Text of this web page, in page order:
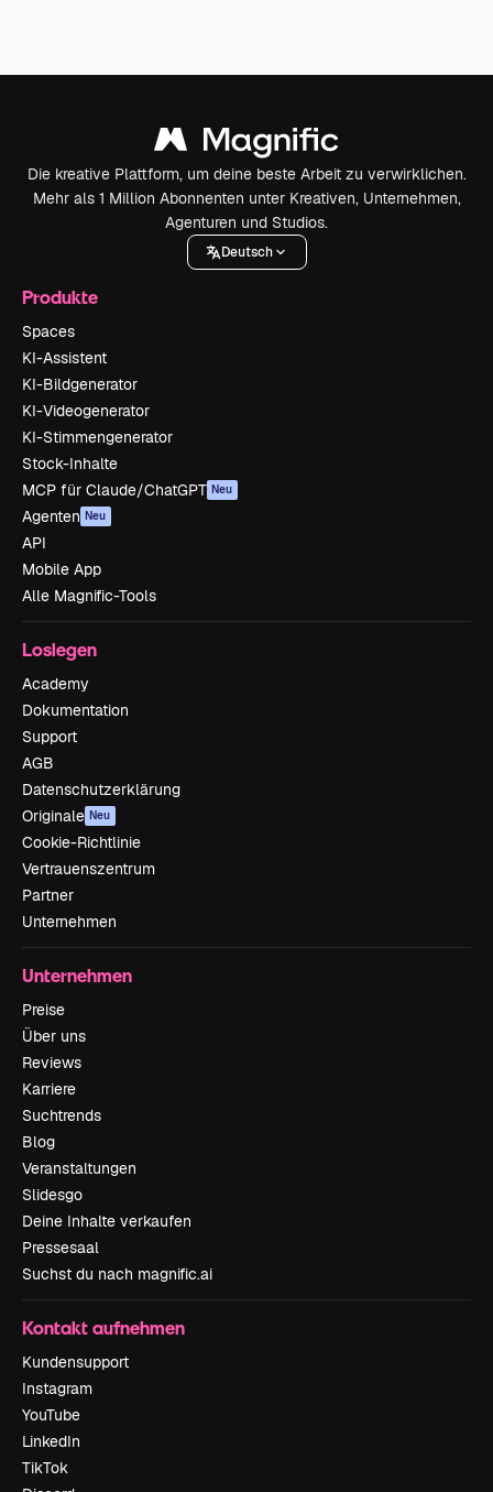
Die kreative Plattform, um deine beste Arbeit zu verwirklichen.
Mehr als 1 Million Abonnenten unter Kreativen, Unternehmen,
Agenturen und Studios.
Deutsch
Produkte
Spaces
KI-Assistent
KI-Bildgenerator
KI-Videogenerator
KI-Stimmengenerator
Stock-Inhalte
MCP für Claude/ChatGPT Neu
Agenten Neu
API
Mobile App
Alle Magnific-Tools
Loslegen
Academy
Dokumentation
Support
AGB
Datenschutzerklärung
Originale Neu
Cookie-Richtlinie
Vertrauenszentrum
Partner
Unternehmen
Unternehmen
Preise
Über uns
Reviews
Karriere
Suchtrends
Blog
Veranstaltungen
Slidesgo
Deine Inhalte verkaufen
Pressesaal
Suchst du nach magnific.ai
Kontakt aufnehmen
Kundensupport
Instagram
YouTube
LinkedIn
TikTok